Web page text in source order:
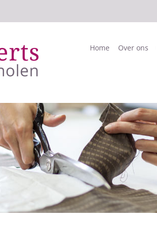
Home Over ons